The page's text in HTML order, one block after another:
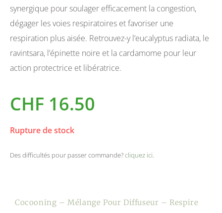
synergique pour soulager efficacement la congestion,
dégager les voies respiratoires et favoriser une
respiration plus aisée. Retrouvez-y l’eucalyptus radiata, le
ravintsara, l’épinette noire et la cardamome pour leur
action protectrice et libératrice.
CHF 16.50
Rupture de stock
Des difficultés pour passer commande?cliquez ici.
Cocooning – Mélange Pour Diffuseur – Respire